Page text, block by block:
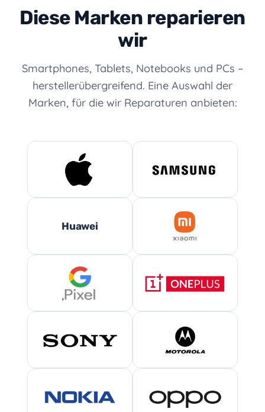
Diese Marken reparieren
wir
Smartphones, Tablets, Notebooks und PCs –
herstellerübergreifend. Eine Auswahl der
Marken, für die wir Reparaturen anbieten:
Huawei